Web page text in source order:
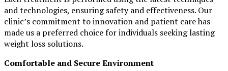
and technologies, ensuring safety and effectiveness. Our
clinic’s commitment to innovation and patient care has
made us a preferred choice for individuals seeking lasting
weight loss solutions.
Comfortable and Secure Environment